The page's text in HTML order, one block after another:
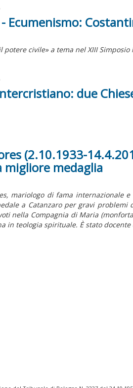
Ecumenismo:
potere civile» a tema nel XIII
due
(2.10.1933-
migliore medaglia
mariologo di fama internazionale
a Catanzaro per gravi problemi
nella Compagnia di Maria
in teologia spirituale. È stato